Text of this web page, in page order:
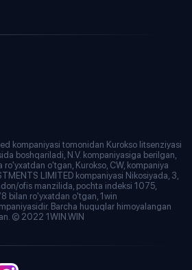
kompaniyasi tomonidan Kurokso litsenziyasi
boshqariladi, N.V. kompaniyasiga berilgan,
o'tgan, Kurokso, CW, kompaniya
LIMITED kompaniyasi Nikosiyada, 3,
ofis manzilida, pochta indeksi 1075,
bilan ro'yxatdan o'tgan, 1win
Barcha huquqlar himoyalangan
© 2022 1WIN.WIN